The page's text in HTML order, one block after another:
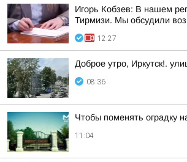
Игорь Кобзев: В нашем
Тирмизи. Мы обсудили
12:27
Доброе утро, Иркутск!.
08:36
Чтобы поменять оградку
11:04